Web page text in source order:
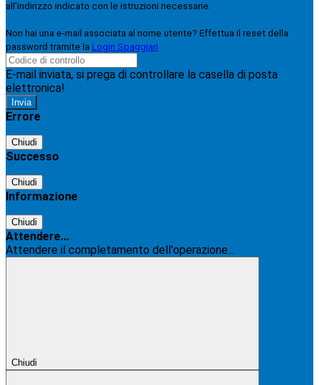
all'indirizzo indicato con le istruzioni necessarie.
Non hai una e-mail associata al nome utente? Effettua il reset della
password tramite la Login Spaggiari
E-mail inviata, si prega di controllare la casella di posta
elettronica!
Errore
Chiudi
Successo
Chiudi
Informazione
Chiudi
Attendere...
Attendere il completamento dell'operazione...
Chiudi